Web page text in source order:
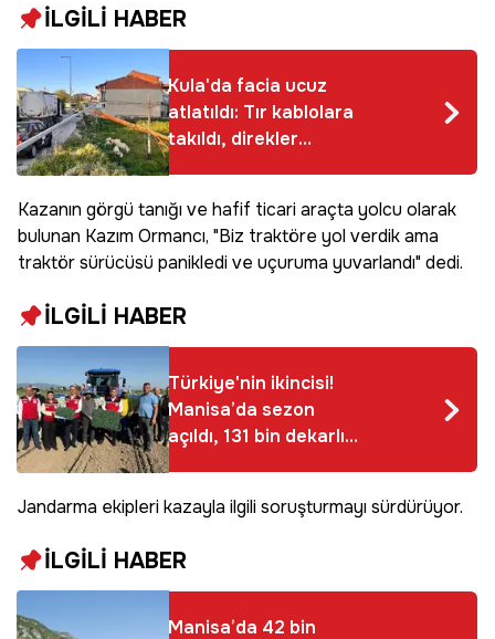
İLGİLİ HABER
Kula'da facia ucuz
atlatıldı: Tır kablolara
takıldı, direkler
devrildi
Kazanın görgü tanığı ve hafif ticari araçta yolcu olarak
bulunan Kazım Ormancı, "Biz traktöre yol verdik ama
traktör sürücüsü panikledi ve uçuruma yuvarlandı" dedi.
İLGİLİ HABER
Türkiye'nin ikincisi!
Manisa’da sezon
açıldı, 131 bin dekarlık
alanda mesai başladı
Jandarma ekipleri kazayla ilgili soruşturmayı sürdürüyor.
İLGİLİ HABER
Manisa’da 42 bin